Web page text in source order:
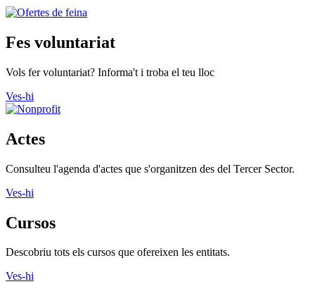
Fes voluntariat
Vols fer voluntariat? Informa't i troba el teu lloc
Ves-hi
Actes
Consulteu l'agenda d'actes que s'organitzen des del Tercer Sector.
Ves-hi
Cursos
Descobriu tots els cursos que ofereixen les entitats.
Ves-hi